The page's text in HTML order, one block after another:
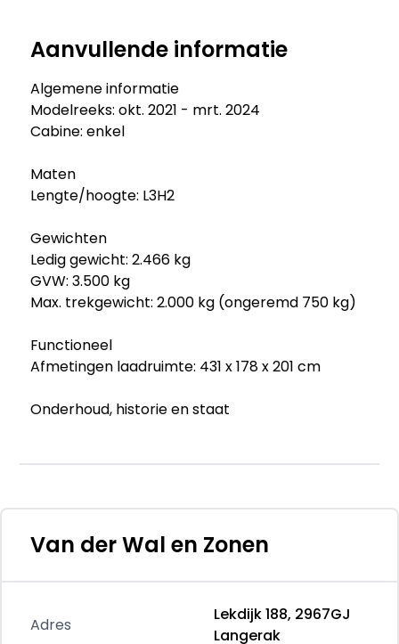
Aanvullende informatie
Algemene informatie
Modelreeks: okt. 2021 - mrt. 2024
Cabine: enkel
Maten
Lengte/hoogte: L3H2
Gewichten
Ledig gewicht: 2.466 kg
GVW: 3.500 kg
Max. trekgewicht: 2.000 kg (ongeremd 750 kg)
Functioneel
Afmetingen laadruimte: 431 x 178 x 201 cm
Onderhoud, historie en staat
Financiële informatie
BTW/marge: BTW verrekenbaar voor
ondernemers
Optioneel afleverpakket (€ 695 ex BTW):
Van der Wal en Zonen
Adres
Lekdijk 188, 2967GJ
Langerak